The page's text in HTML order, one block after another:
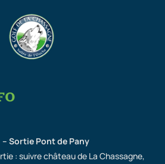
Sortie Pont de Pany
: suivre château de La Chassagne,